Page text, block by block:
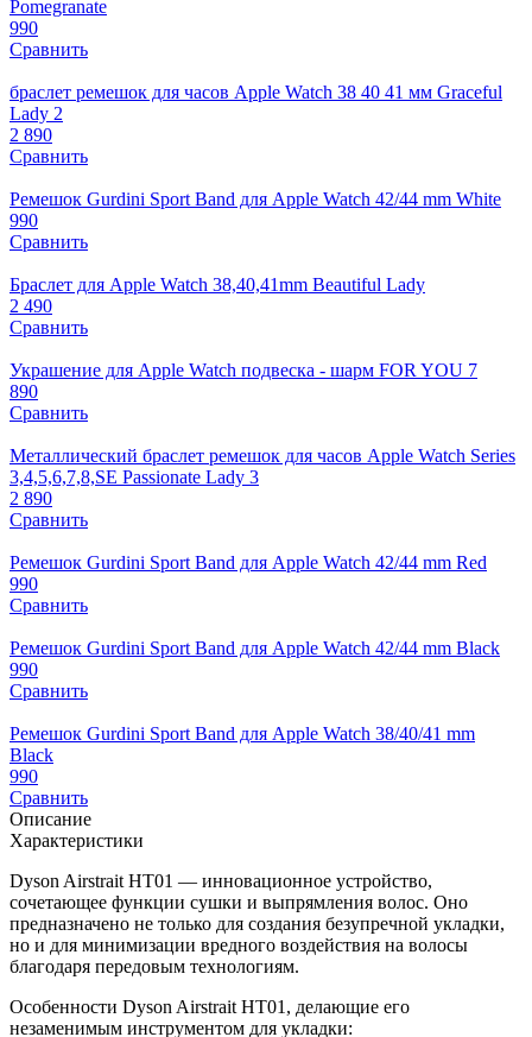
Pomegranate
990
Сравнить
браслет ремешок для часов Apple Watch 38 40 41 мм Graceful
Lady 2
2 890
Сравнить
Ремешок Gurdini Sport Band для Apple Watch 42/44 mm White
990
Сравнить
Браслет для Apple Watch 38,40,41mm Beautiful Lady
2 490
Сравнить
Украшение для Apple Watch подвеска - шарм FOR YOU 7
890
Сравнить
Металлический браслет ремешок для часов Apple Watch Series
3,4,5,6,7,8,SE Passionate Lady 3
2 890
Сравнить
Ремешок Gurdini Sport Band для Apple Watch 42/44 mm Red
990
Сравнить
Ремешок Gurdini Sport Band для Apple Watch 42/44 mm Black
990
Сравнить
Ремешок Gurdini Sport Band для Apple Watch 38/40/41 mm
Black
990
Сравнить
Описание
Характеристики
Dyson Airstrait HT01 — инновационное устройство,
сочетающее функции сушки и выпрямления волос. Оно
предназначено не только для создания безупречной укладки,
но и для минимизации вредного воздействия на волосы
благодаря передовым технологиям.
Особенности Dyson Airstrait HT01, делающие его
незаменимым инструментом для укладки: